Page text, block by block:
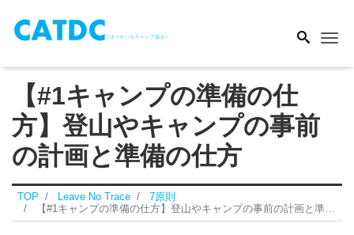
【#1キャンプの準備の仕
方】登山やキャンプの事前
の計画と準備の仕方
TOP Leave No Trace
7原則
【#1キャンプの準備の仕方】登山やキャンプの事前の計画と準備の仕方